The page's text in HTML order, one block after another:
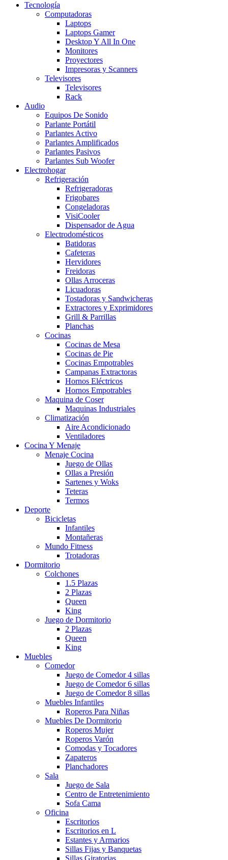
Tecnología
Computadoras
Laptops
Laptops Gamer
Desktop Y All In One
Monitores
Proyectores
Impresoras y Scanners
Televisores
Televisores
Rack
Audio
Equipos De Sonido
Parlante Portátil
Parlantes Activo
Parlantes Amplificados
Parlantes Pasivos
Parlantes Sub Woofer
Electrohogar
Refrigeración
Refrigeradoras
Frigobares
Congeladoras
VisiCooler
Dispensador de Agua
Electrodomésticos
Batidoras
Cafeteras
Hervidores
Freidoras
Ollas Arroceras
Licuadoras
Tostadoras y Sandwicheras
Extractores y Exprimidores
Grill & Parrillas
Planchas
Cocinas
Cocinas de Mesa
Cocinas de Pie
Cocinas Empotrables
Campanas Extractoras
Hornos Eléctricos
Hornos Empotrables
Maquina de Coser
Maquinas Industriales
Climatización
Aire Acondicionado
Ventiladores
Cocina Y Menaje
Menaje Cocina
Juego de Ollas
Ollas a Presión
Sartenes y Woks
Teteras
Termos
Deporte
Bicicletas
Infantiles
Montañeras
Mundo Fitness
Trotadoras
Dormitorio
Colchones
1.5 Plazas
2 Plazas
Queen
King
Juego de Dormitorio
2 Plazas
Queen
King
Muebles
Comedor
Juego de Comedor 4 sillas
Juego de Comedor 6 sillas
Juego de Comedor 8 sillas
Muebles Infantiles
Roperos Para Niñas
Muebles De Dormitorio
Roperos Mujer
Roperos Varón
Comodas y Tocadores
Zapateros
Planchadores
Sala
Juego de Sala
Centro de Entretenimiento
Sofa Cama
Oficina
Escritorios
Escritorios en L
Estantes y Armarios
Sillas Fijas y Banquetas